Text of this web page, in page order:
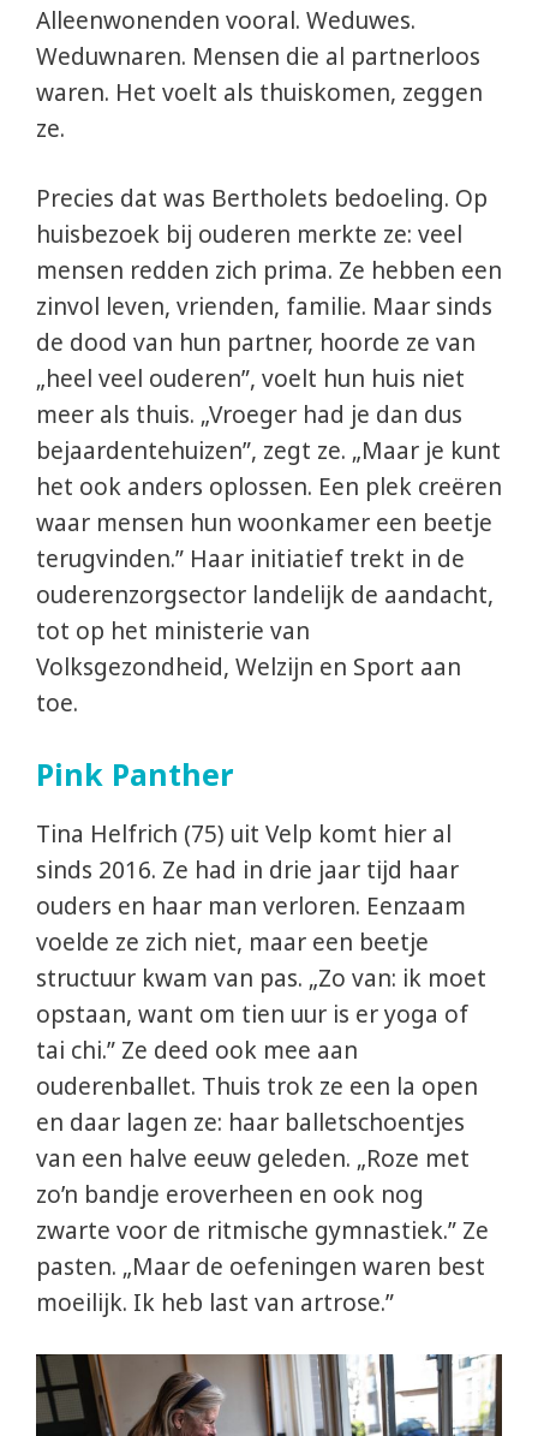
Alleenwonenden vooral. Weduwes.
Weduwnaren. Mensen die al partnerloos
waren. Het voelt als thuiskomen, zeggen
ze.
Precies dat was Bertholets bedoeling. Op
huisbezoek bij ouderen merkte ze: veel
mensen redden zich prima. Ze hebben een
zinvol leven, vrienden, familie. Maar sinds
de dood van hun partner, hoorde ze van
„heel veel ouderen”, voelt hun huis niet
meer als thuis. „Vroeger had je dan dus
bejaardentehuizen”, zegt ze. „Maar je kunt
het ook anders oplossen. Een plek creëren
waar mensen hun woonkamer een beetje
terugvinden.” Haar initiatief trekt in de
ouderenzorgsector landelijk de aandacht,
tot op het ministerie van
Volksgezondheid, Welzijn en Sport aan
toe.
Pink Panther
Tina Helfrich (75) uit Velp komt hier al
sinds 2016. Ze had in drie jaar tijd haar
ouders en haar man verloren. Eenzaam
voelde ze zich niet, maar een beetje
structuur kwam van pas. „Zo van: ik moet
opstaan, want om tien uur is er yoga of
tai chi.” Ze deed ook mee aan
ouderenballet. Thuis trok ze een la open
en daar lagen ze: haar balletschoentjes
van een halve eeuw geleden. „Roze met
zo’n bandje eroverheen en ook nog
zwarte voor de ritmische gymnastiek.” Ze
pasten. „Maar de oefeningen waren best
moeilijk. Ik heb last van artrose.”